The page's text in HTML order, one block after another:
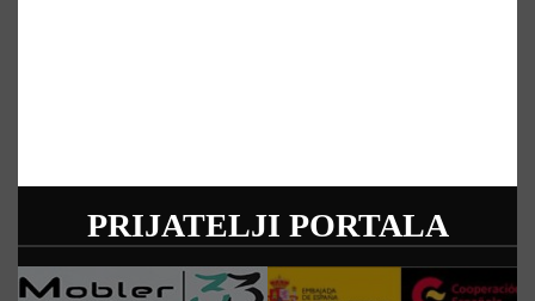
PRIJATELJI PORTALA